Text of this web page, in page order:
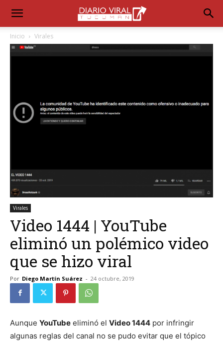
Inicio Virales
Virales
Video 1444 | YouTube
eliminó un polémico video
que se hizo viral
Por Diego Martín Suárez - 24 octubre, 2019
Aunque YouTube eliminó el Video 1444 por infringir
algunas reglas del canal no se pudo evitar que el tópico